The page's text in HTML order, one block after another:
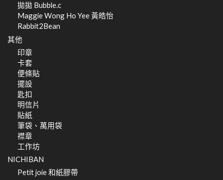
拋拋 Bubble.c
Maggie Wong Ho Yee 黃皓怡
Rabbit2Bean
其他
印章
卡套
便條貼
擺設
匙扣
明信片
貼紙
筆袋、萬用袋
襟章
工作坊
NICHIBAN
Petit joie 和紙膠帶